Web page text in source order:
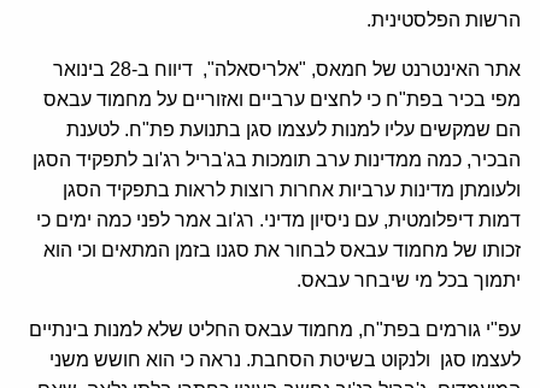
הרשות הפלסטינית.
אתר האינטרנט של חמאס, "אלריסאלה", דיווח ב-28 בינואר
מפי בכיר בפת"ח כי לחצים ערביים ואזוריים על מחמוד עבאס
הם שמקשים עליו למנות לעצמו סגן בתנועת פת"ח. לטענת
הבכיר, כמה ממדינות ערב תומכות בג'בריל רג'וב לתפקיד הסגן
ולעומתן מדינות ערביות אחרות רוצות לראות בתפקיד הסגן
דמות דיפלומטית, עם ניסיון מדיני. רג'וב אמר לפני כמה ימים כי
זכותו של מחמוד עבאס לבחור את סגנו בזמן המתאים וכי הוא
יתמוך בכל מי שיבחר עבאס.
עפ"י גורמים בפת"ח, מחמוד עבאס החליט שלא למנות בינתיים
לעצמו סגן ולנקוט בשיטת הסחבת. נראה כי הוא חושש משני